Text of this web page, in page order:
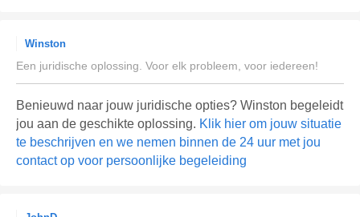
Winston
Een juridische oplossing. Voor elk probleem, voor iedereen!
Benieuwd naar jouw juridische opties? Winston begeleidt
jou aan de geschikte oplossing. Klik hier om jouw situatie
te beschrijven en we nemen binnen de 24 uur met jou
contact op voor persoonlijke begeleiding